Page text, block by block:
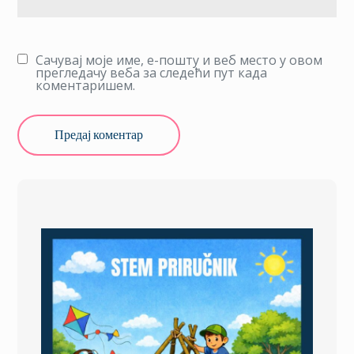
Сачувај моје име, е-пошту и веб место у овом
прегледачу веба за следећи пут када
коментаришем.